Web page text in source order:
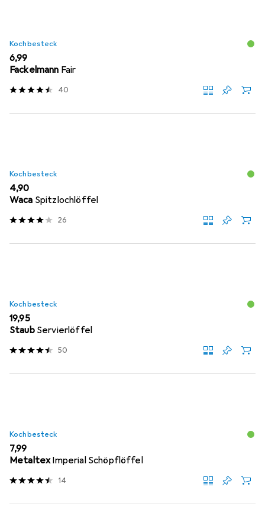
Kochbesteck
EUR
6,99
Fackelmann Fair
40
Kochbesteck
EUR
4,90
Waca Spitzlochlöffel
26
Kochbesteck
EUR
19,95
Staub Servierlöffel
50
Kochbesteck
EUR
7,99
MetaltexImperial Schöpflöffel
14